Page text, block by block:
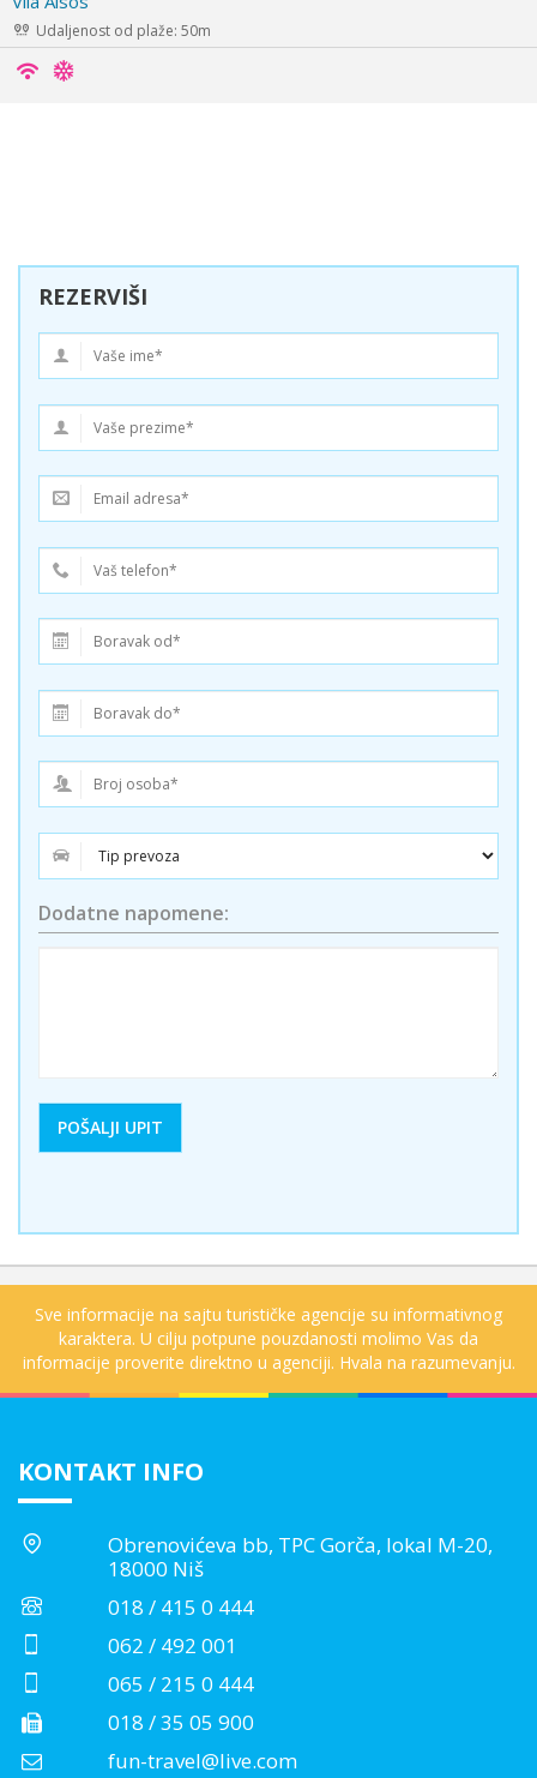
Udaljenost od plaže: 300m
REZERVIŠI
Dodatne napomene:
Sve informacije na sajtu turističke agencije su informativnog
karaktera. U cilju potpune pouzdanosti molimo Vas da
informacije proverite direktno u agenciji. Hvala na razumevanju.
KONTAKT INFO
Obrenovićeva bb, TPC Gorča, lokal M-20,
18000 Niš
018 / 415 0 444
062 / 492 001
065 / 215 0 444
018 / 35 05 900
fun-travel@live.com